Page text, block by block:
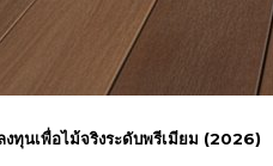
ทุนเพื่อไม้จริงระดับพรีเมียม (2026)